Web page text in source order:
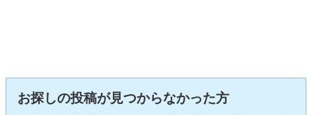
お探しの投稿が見つからなかった方